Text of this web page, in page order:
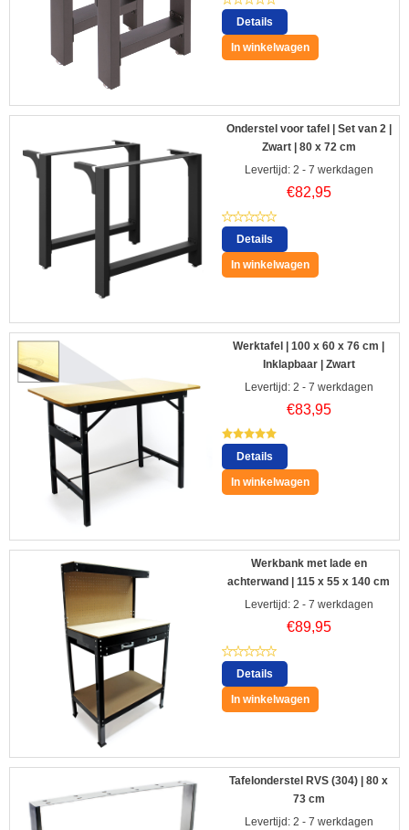
Details
In winkelwagen
Onderstel voor tafel | Set van 2 |
Zwart | 80 x 72 cm
Levertijd: 2 - 7 werkdagen
€82,95
Details
In winkelwagen
Werktafel | 100 x 60 x 76 cm |
Inklapbaar | Zwart
Levertijd: 2 - 7 werkdagen
€83,95
Details
In winkelwagen
Werkbank met lade en
achterwand | 115 x 55 x 140 cm
Levertijd: 2 - 7 werkdagen
€89,95
Details
In winkelwagen
Tafelonderstel RVS (304) | 80 x
73 cm
Levertijd: 2 - 7 werkdagen